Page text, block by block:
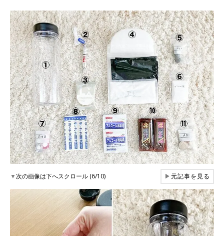
▼次の画像は下へスクロール (6/10) ▶元記事を見る